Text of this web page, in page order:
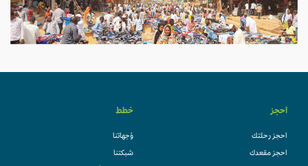
احجز
احجز رحلتك
احجز مقعدك
خطط
وُجهاتنا
شبكتنا